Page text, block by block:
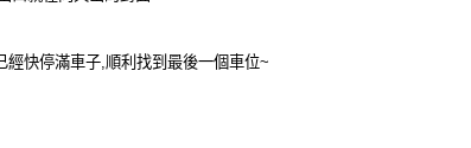
經快停滿車子 順利找到最後一個車位~